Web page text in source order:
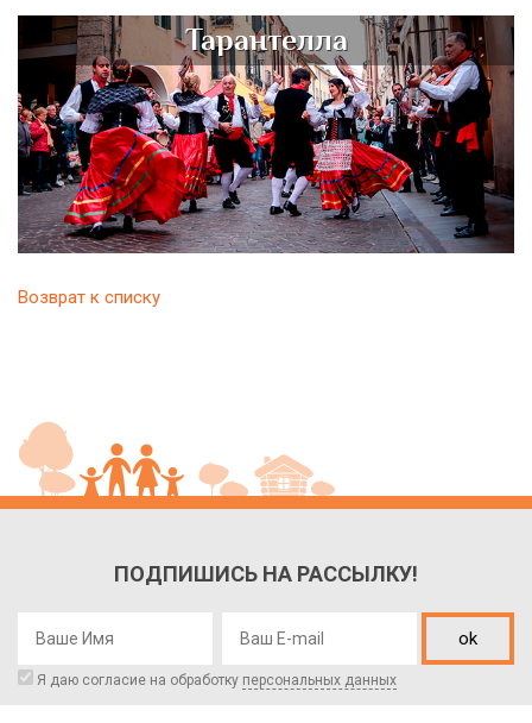
Тарантелла
Возврат к списку
ПОДПИШИСЬ НА РАССЫЛКУ!
ok
Я даю согласие на обработку персональных данных